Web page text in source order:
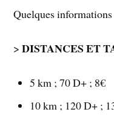
Quelques
>DISTANCES ET
5 km ; 70 D+ ; 8€
10 km ; 120 D+ ;